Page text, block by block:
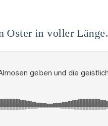
Oster in voller Länge.